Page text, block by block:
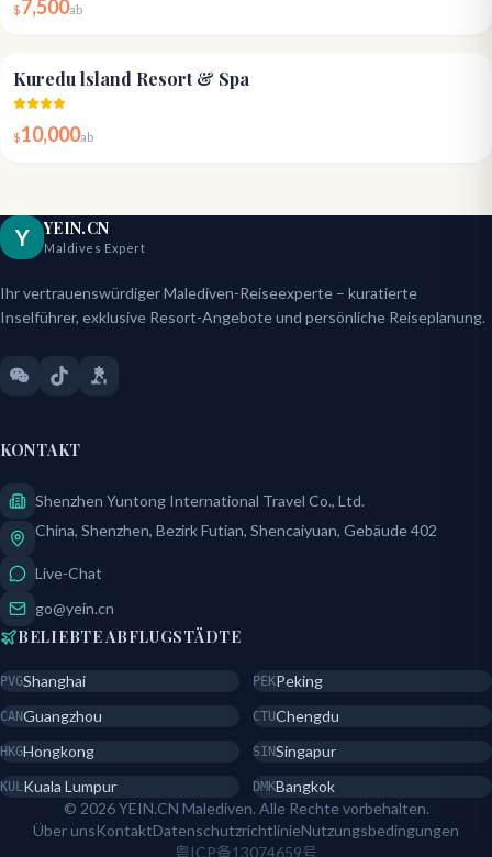
$7,500ab
Kuredu lsland Resort & Spa
$10,000ab
Y YEIN.CN
Maldives Expert
Ihr vertrauenswürdiger Malediven-Reiseexperte – kuratierte
Inselführer, exklusive Resort-Angebote und persönliche Reiseplanung.
KONTAKT
Shenzhen Yuntong International Travel Co., Ltd.
China, Shenzhen, Bezirk Futian, Shencaiyuan, Gebäude 402
Live-Chat
go@yein.cn
BELIEBTE ABFLUGSTÄDTE
PVGShanghai PEKPeking
CANGuangzhou CTUChengdu
HKGHongkong SINSingapur
KULKuala Lumpur DMKBangkok
© 2026 YEIN.CN Malediven. Alle Rechte vorbehalten.
Über unsKontaktDatenschutzrichtlinieNutzungsbedingungen
粤ICP备13074659号